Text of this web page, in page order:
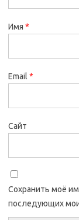
Имя *
Email *
Сайт
Сохранить моё
последующих